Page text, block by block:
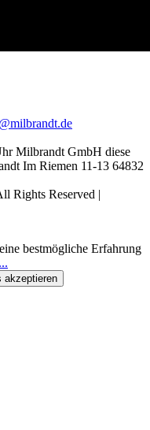
Milbrandt GmbH diese
Im Riemen 11-13 64832
Rights Reserved |
bestmögliche Erfahrung
akzeptieren